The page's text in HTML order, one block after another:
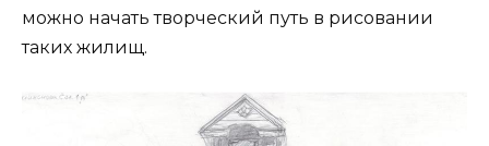
можно начать творческий путь в рисовании
таких жилищ.